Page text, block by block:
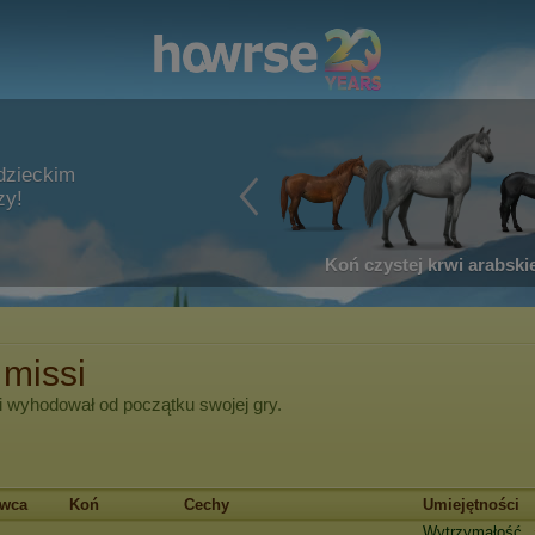
Koń czystej krwi
wyhodował od początku swojej gry.
Koń Cechy Umiejętności